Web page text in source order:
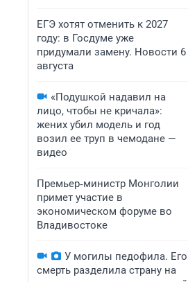
ЕГЭ хотят отменить к 2027
году: в Госдуме уже
придумали замену. Новости 6
августа
«Подушкой надавил на
лицо, чтобы не кричала»:
жених убил модель и год
возил ее труп в чемодане —
видео
Премьер‑министр Монголии
примет участие в
экономическом форуме во
Владивостоке
У могилы педофила. Его
смерть разделила страну на